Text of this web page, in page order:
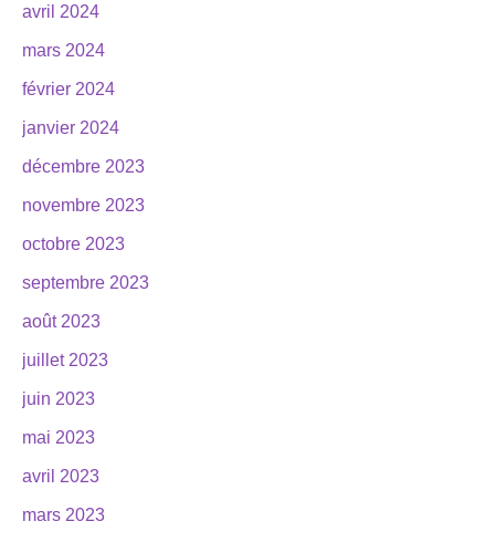
avril 2024
mars 2024
février 2024
janvier 2024
décembre 2023
novembre 2023
octobre 2023
septembre 2023
août 2023
juillet 2023
juin 2023
mai 2023
avril 2023
mars 2023